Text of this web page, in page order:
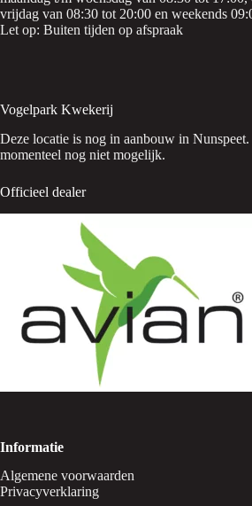
vrijdag van 08:30 tot 20:00 en weekends
Let op: Buiten tijden op afspraak
Vogelpark Kwekerij
Deze locatie is nog in aanbouw in
momenteel nog niet mogelijk.
Officieel dealer
Informatie
Algemene voorwaarden
Privacyverklaring